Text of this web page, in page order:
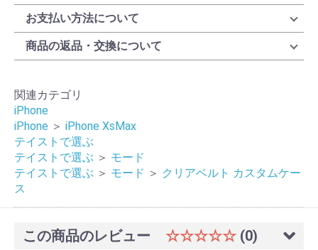
お支払い方法について
商品の返品・交換について
関連カテゴリ
iPhone
iPhone ＞ iPhone XsMax
テイストで選ぶ
テイストで選ぶ ＞ モード
テイストで選ぶ ＞ モード ＞ クリアベルト カスタムケー
ス
この商品のレビュー ☆☆☆☆☆ (0)